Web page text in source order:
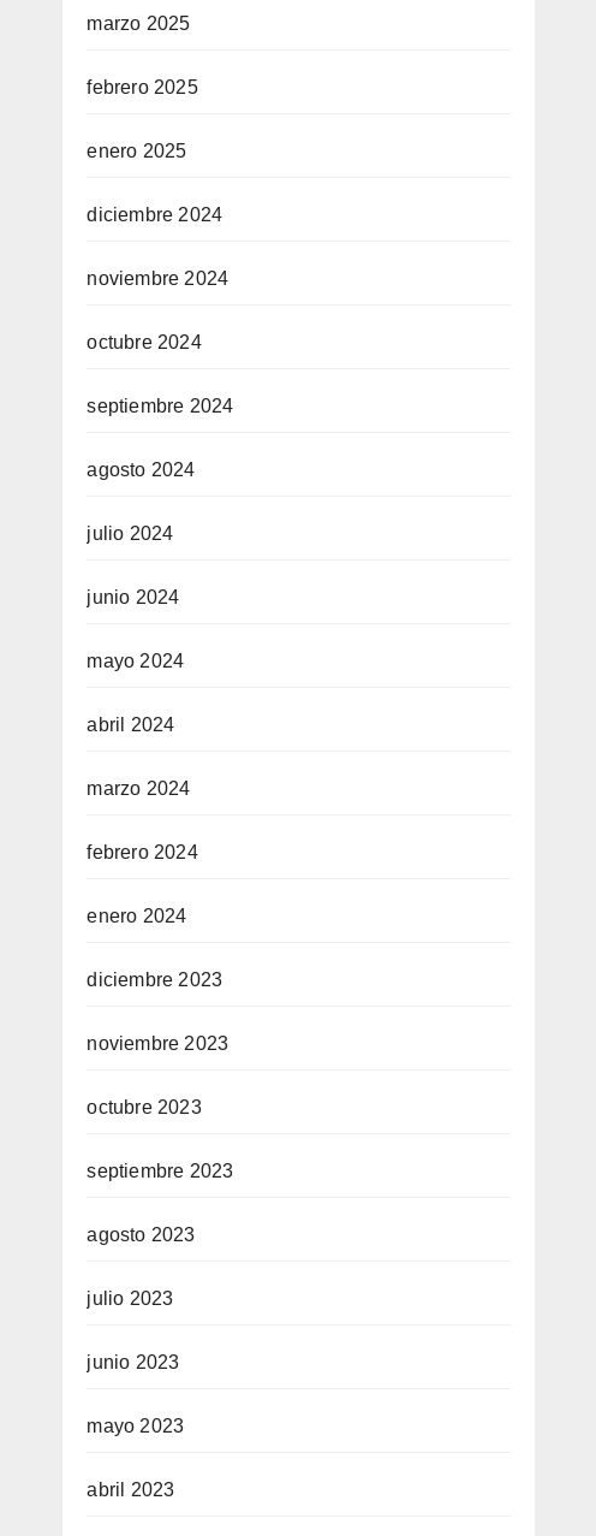
marzo 2025
febrero 2025
enero 2025
diciembre 2024
noviembre 2024
octubre 2024
septiembre 2024
agosto 2024
julio 2024
junio 2024
mayo 2024
abril 2024
marzo 2024
febrero 2024
enero 2024
diciembre 2023
noviembre 2023
octubre 2023
septiembre 2023
agosto 2023
julio 2023
junio 2023
mayo 2023
abril 2023